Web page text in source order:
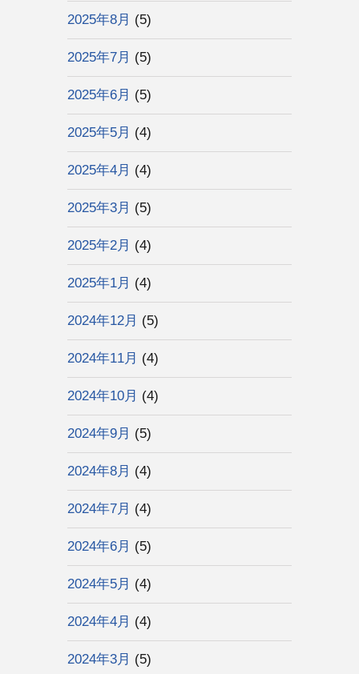
2025年8月 (5)
2025年7月 (5)
2025年6月 (5)
2025年5月 (4)
2025年4月 (4)
2025年3月 (5)
2025年2月 (4)
2025年1月 (4)
2024年12月 (5)
2024年11月 (4)
2024年10月 (4)
2024年9月 (5)
2024年8月 (4)
2024年7月 (4)
2024年6月 (5)
2024年5月 (4)
2024年4月 (4)
2024年3月 (5)